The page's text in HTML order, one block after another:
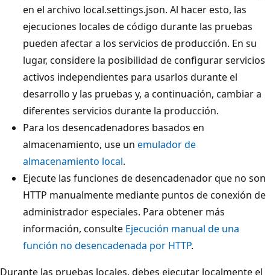
en el archivo local.settings.json. Al hacer esto, las
ejecuciones locales de código durante las pruebas
pueden afectar a los servicios de producción. En su
lugar, considere la posibilidad de configurar servicios
activos independientes para usarlos durante el
desarrollo y las pruebas y, a continuación, cambiar a
diferentes servicios durante la producción.
Para los desencadenadores basados en
almacenamiento, use un emulador de
almacenamiento local.
Ejecute las funciones de desencadenador que no son
HTTP manualmente mediante puntos de conexión de
administrador especiales. Para obtener más
información, consulte Ejecución manual de una
función no desencadenada por HTTP.
Durante las pruebas locales, debes ejecutar localmente el